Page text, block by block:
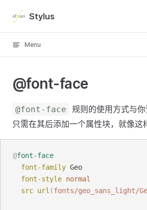
Skip to content
Stylus
Menu
@font-face
@font-face
规则的使用方式与你
只需在其后添加一个属性块，就像这
@font-face
font-family Geo
font-style normal
src url (fonts/geo_sans_light/